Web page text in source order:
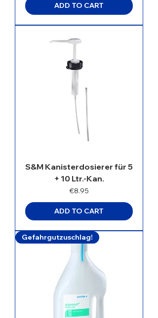
ADD TO CART
S&M Kanisterdosierer für 5
+ 10 Ltr.-Kan.
Price
€8.95
ADD TO CART
Gefahrgutzuschlag!